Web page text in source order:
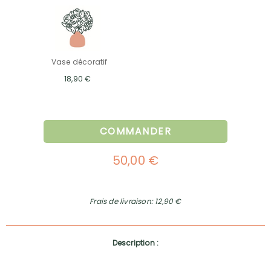
Vase décoratif
18,90 €
COMMANDER
50,00 €
Frais de livraison: 12,90 €
Description :